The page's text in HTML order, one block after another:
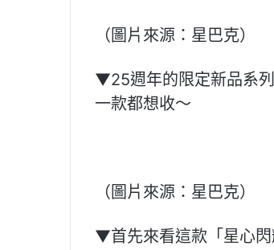
（圖片來源：星巴克）
▼25週年的限定新品系
一款都想收～
（圖片來源：星巴克）
▼首先來看這款「星心